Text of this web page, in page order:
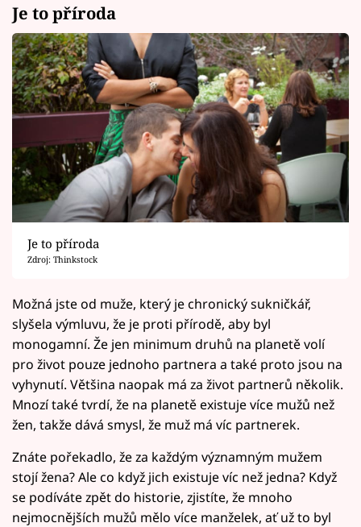
Je to příroda
Je to příroda
Zdroj: Thinkstock
Možná jste od muže, který je chronický sukničkář,
slyšela výmluvu, že je proti přírodě, aby byl
monogamní. Že jen minimum druhů na planetě volí
pro život pouze jednoho partnera a také proto jsou na
vyhynutí. Většina naopak má za život partnerů několik.
Mnozí také tvrdí, že na planetě existuje více mužů než
žen, takže dává smysl, že muž má víc partnerek.
Znáte pořekadlo, že za každým významným mužem
stojí žena? Ale co když jich existuje víc než jedna? Když
se podíváte zpět do historie, zjistíte, že mnoho
nejmocnějších mužů mělo více manželek, ať už to byl